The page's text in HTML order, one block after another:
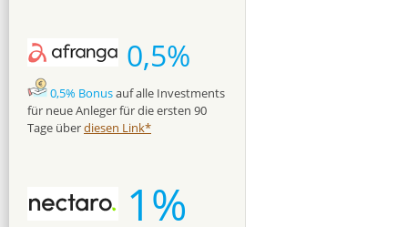
0,5%
0,5% Bonusauf alle Investments
für neue Anleger für die ersten 90
Tage überdiesen Link*
1%